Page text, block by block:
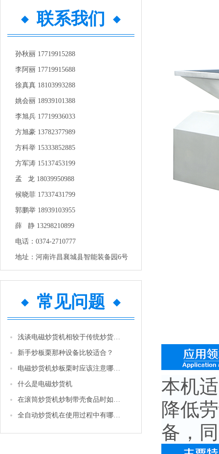
联系我们
孙秋丽 17719915288
李阿丽 17719915688
徐真真 18103993288
姚会丽 18939101388
李旭兵 17719936033
方旭豪 13782377989
方科举 15333852885
方军涛 15137453199
孟 龙 18039950988
候晓菲 17337431799
郭鹏举 18939103955
薛 静 13298210899
电话：0374-2710777
地址：河南许昌襄城县智能装备园6号
常见问题
浅谈电磁炒货机相较于传统炒货机的优势
新手炒板栗那种设备比较适合？
电磁炒货机炒板栗时应该注意哪些问题
什么是电磁炒货机
在滚筒炒货机炒制带壳食品时如花生等，怎样才能使它的卖相更好
全自动炒货机在使用过程中有哪些注意事项
本机
降低
备，